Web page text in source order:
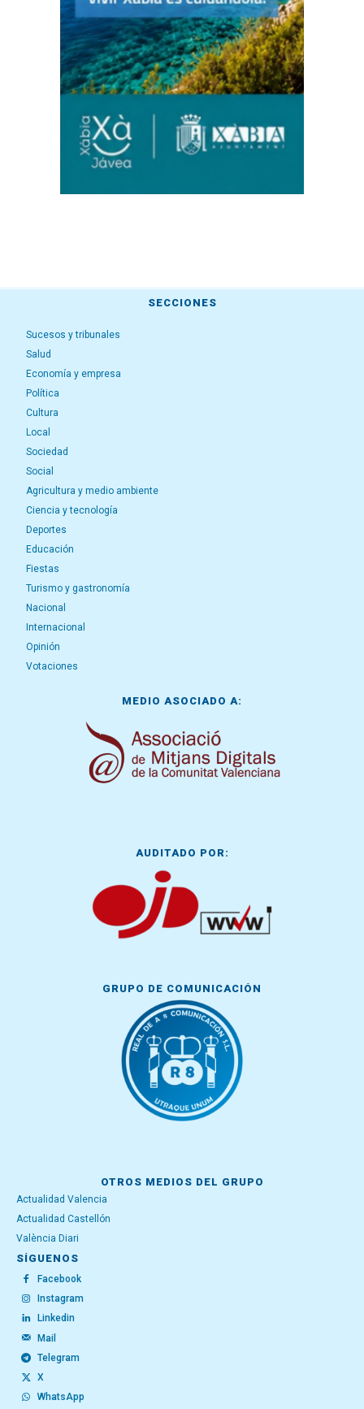
SECCIONES
Sucesos y tribunales
Salud
Economía y empresa
Política
Cultura
Local
Sociedad
Social
Agricultura y medio ambiente
Ciencia y tecnología
Deportes
Educación
Fiestas
Turismo y gastronomía
Nacional
Internacional
Opinión
Votaciones
MEDIO ASOCIADO A:
AUDITADO POR:
GRUPO DE COMUNICACIÓN
OTROS MEDIOS DEL GRUPO
Actualidad Valencia
Actualidad Castellón
València Diari
SÍGUENOS
Facebook
Instagram
Linkedin
Mail
Telegram
X
WhatsApp